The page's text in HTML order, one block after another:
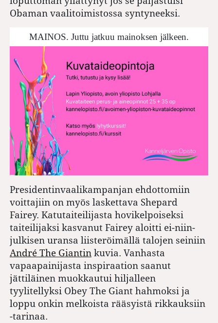
Obaman vaalitoimistossa syntyneeksi.
MAINOS. Juttu jatkuu mainoksen jälkeen.
Presidentinvaalikampanjan ehdottomiin
voittajiin on myös laskettava Shepard
Fairey. Katutaiteilijasta hovikelpoiseksi
taiteilijaksi kasvanut Fairey aloitti ei-niin-
julkisen uransa liisteröimällä talojen seiniin
André The Giantin kuvia. Vanhasta
vapaapainijasta inspiraation saanut
jättiläinen muokkautui hiljalleen
tyylitellyksi Obey The Giant hahmoksi ja
loppu onkin melkoista rääsyistä rikkauksiin
-tarinaa.